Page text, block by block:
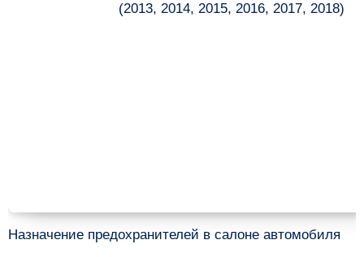
Назначение предохранителей в салоне автомобиля